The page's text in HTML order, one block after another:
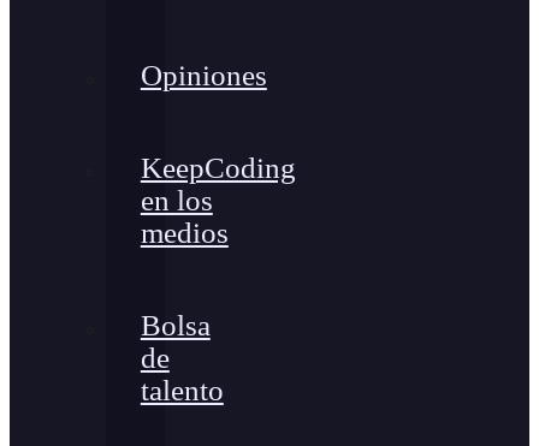
Opiniones
KeepCoding
en los
medios
Bolsa
de
talento